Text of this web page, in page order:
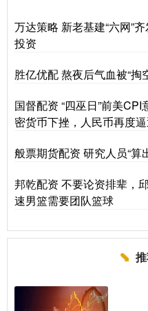
万达策略 新老基建“六网”
投资
胜亿优配 熬夜后气血被“
国督配资 “四巫日”前美
密货币下挫，人民币再度
般票期货配资 研究人员“算
邦乾配资 不要论资排辈，
速男篮需要团队篮球